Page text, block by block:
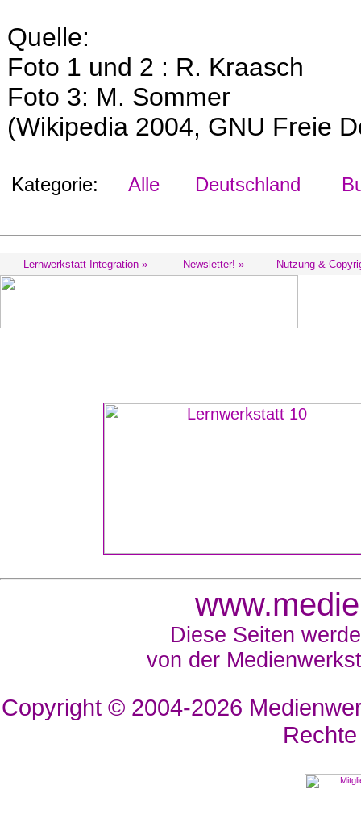
Quelle:
Foto 1 und 2 : R. Kraasch
Foto 3: M. Sommer
(Wikipedia 2004, GNU Freie
Kategorie: Alle Deutschland
Lernwerkstatt Integration » Newsletter! » Nutzung &
Diese Seiten
von der
Copyright © 2004-2026